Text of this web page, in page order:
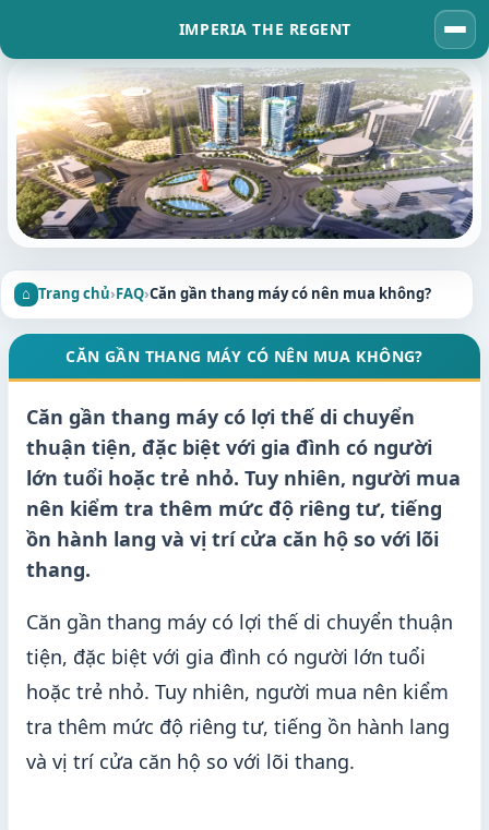
IMPERIA THE REGENT
Trang chủ›FAQ›Căn gần thang máy có nên mua không?
CĂN GẦN THANG MÁY CÓ NÊN MUA KHÔNG?
Căn gần thang máy có lợi thế di chuyển
thuận tiện, đặc biệt với gia đình có người
lớn tuổi hoặc trẻ nhỏ. Tuy nhiên, người mua
nên kiểm tra thêm mức độ riêng tư, tiếng
ồn hành lang và vị trí cửa căn hộ so với lõi
thang.
Căn gần thang máy có lợi thế di chuyển thuận
tiện, đặc biệt với gia đình có người lớn tuổi
hoặc trẻ nhỏ. Tuy nhiên, người mua nên kiểm
tra thêm mức độ riêng tư, tiếng ồn hành lang
và vị trí cửa căn hộ so với lõi thang.